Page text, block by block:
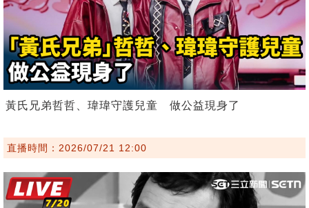
黃氏兄弟哲哲、瑋瑋守護兒童 做公益現身了
直播時間：2026/07/21 12:00